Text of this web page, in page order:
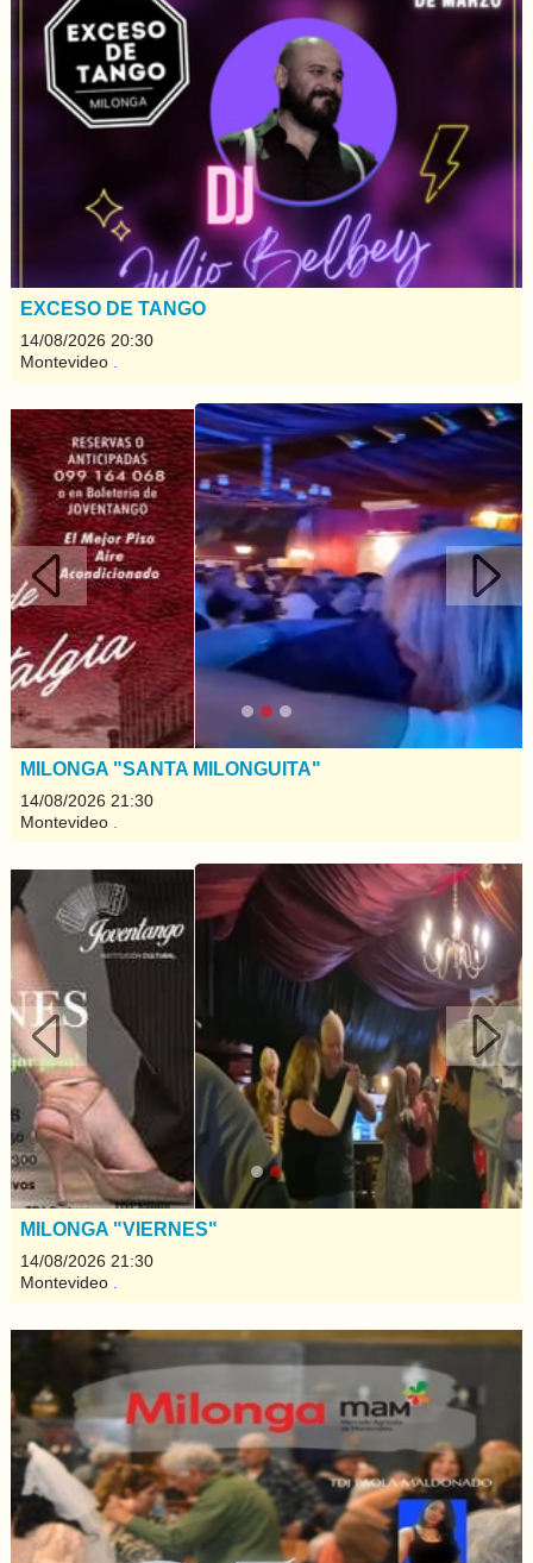
EXCESO DE TANGO
14/08/2026 20:30
Montevideo
Anterior
MILONGA "SANTA MILONGUITA"
14/08/2026 21:30
Montevideo
Anterior
MILONGA "VIERNES"
14/08/2026 21:30
Montevideo